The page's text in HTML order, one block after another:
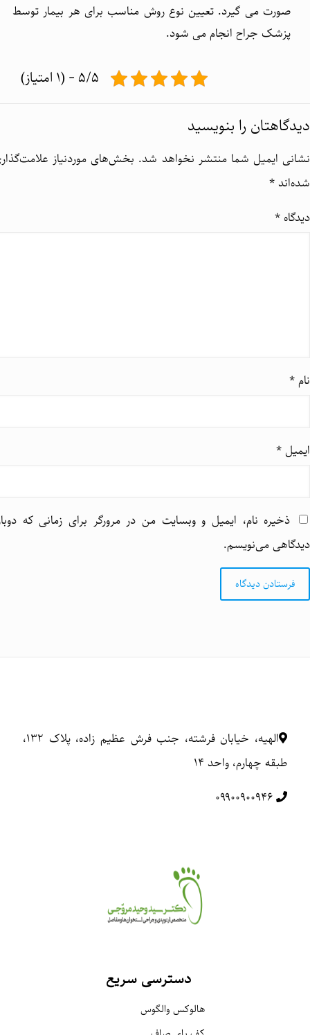
صورت می گیرد. تعیین نوع روش مناسب برای هر بیمار توسط
پزشک جراح انجام می شود.
۵/۵ - (۱ امتیاز)
دیدگاهتان را بنویسید
نشانی ایمیل شما منتشر نخواهد شد. بخش‌های موردنیاز
شده‌اند *
دیدگاه*
نام*
ایمیل*
ذخیره نام، ایمیل و وبسایت من در مرورگر برای زمانی که
دیدگاهی می‌نویسم.
الهیه، خیابان فرشته، جنب فرش عظیم زاده، پلاک ۱۳۲،
طبقه چهارم، واحد ۱۴
۰۹۹۰۰۹۰۰۹۴۶
دسترسی سریع
هالوکس والگوس